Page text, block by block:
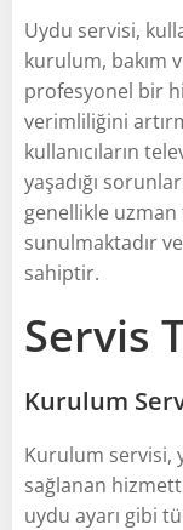
Uydu servisi,
kurulum, bakım
profesyonel bir
verimliliğini
kullanıcıların
yaşadığı
genellikle
sunulmaktadır
sahiptir.
Servis
Kurulum
Kurulum servisi,
sağlanan
uydu ayarı gibi